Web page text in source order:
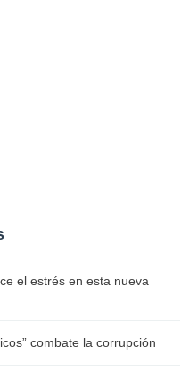
el estrés en esta nueva
combate la corrupción